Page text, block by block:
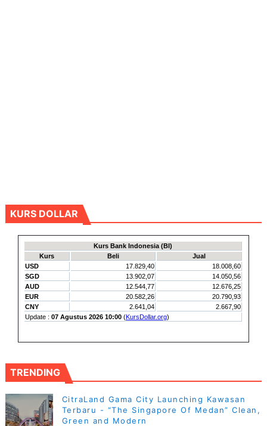
KURS DOLLAR
TRENDING
CitraLand Gama City Launching Kawasan
Terbaru - “The Singapore Of Medan” Clean,
Green and Modern